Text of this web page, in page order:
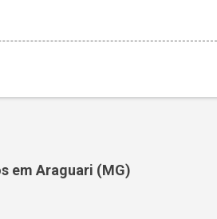
em Araguari (MG)